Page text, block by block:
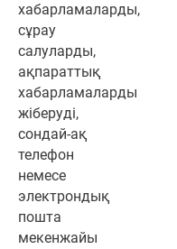
хабарламаларды,
сұрау
салуларды,
ақпараттық
хабарламаларды
жіберуді,
сондай-ақ
телефон
немесе
электрондық
пошта
мекенжайы